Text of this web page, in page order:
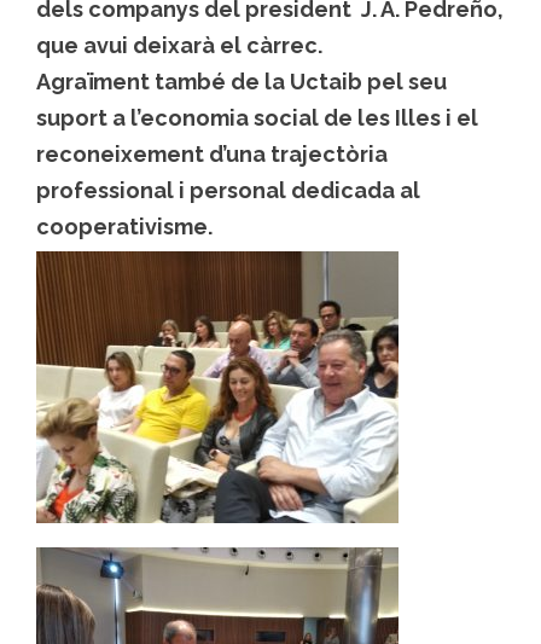
dels companys del president J. A. Pedreño,
que avui deixarà el càrrec.
Agraïment també de la Uctaib pel seu
suport a l’economia social de les Illes i el
reconeixement d’una trajectòria
professional i personal dedicada al
cooperativisme.